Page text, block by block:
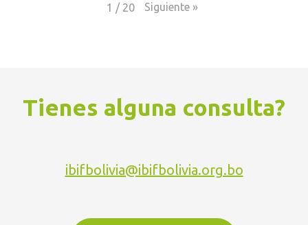
1 / 20 Siguiente »
Tienes alguna consulta?
ibifbolivia@ibifbolivia.org.bo